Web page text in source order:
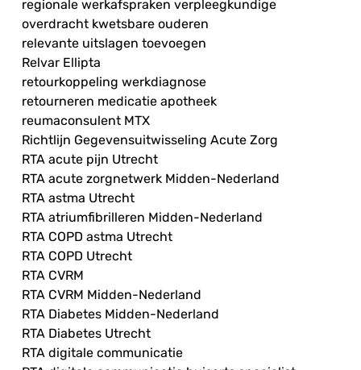
regionale werkafspraken verpleegkundige
overdracht kwetsbare ouderen
relevante uitslagen toevoegen
Relvar Ellipta
retourkoppeling werkdiagnose
retourneren medicatie apotheek
reumaconsulent MTX
Richtlijn Gegevensuitwisseling Acute Zorg
RTA acute pijn Utrecht
RTA acute zorgnetwerk Midden-Nederland
RTA astma Utrecht
RTA atriumfibrilleren Midden-Nederland
RTA COPD astma Utrecht
RTA COPD Utrecht
RTA CVRM
RTA CVRM Midden-Nederland
RTA Diabetes Midden-Nederland
RTA Diabetes Utrecht
RTA digitale communicatie